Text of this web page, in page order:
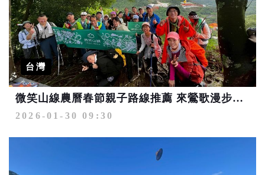
台灣
微笑山線農曆春節親子路線推薦 來鶯歌漫步、烘爐祈福集章抽獎
2026-01-30 09:30